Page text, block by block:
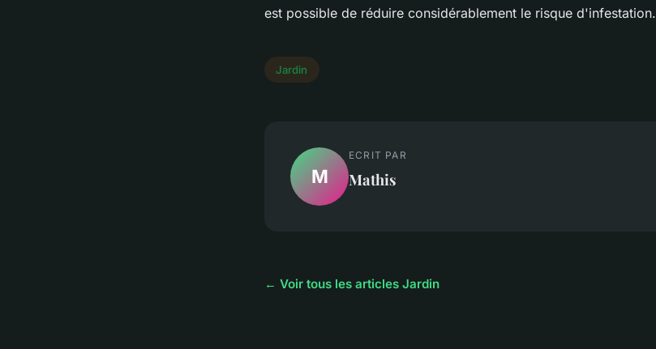
est possible de réduire considérablement le risque d'infestation.
Jardin
M
ECRIT PAR
Mathis
← Voir tous les articles Jardin